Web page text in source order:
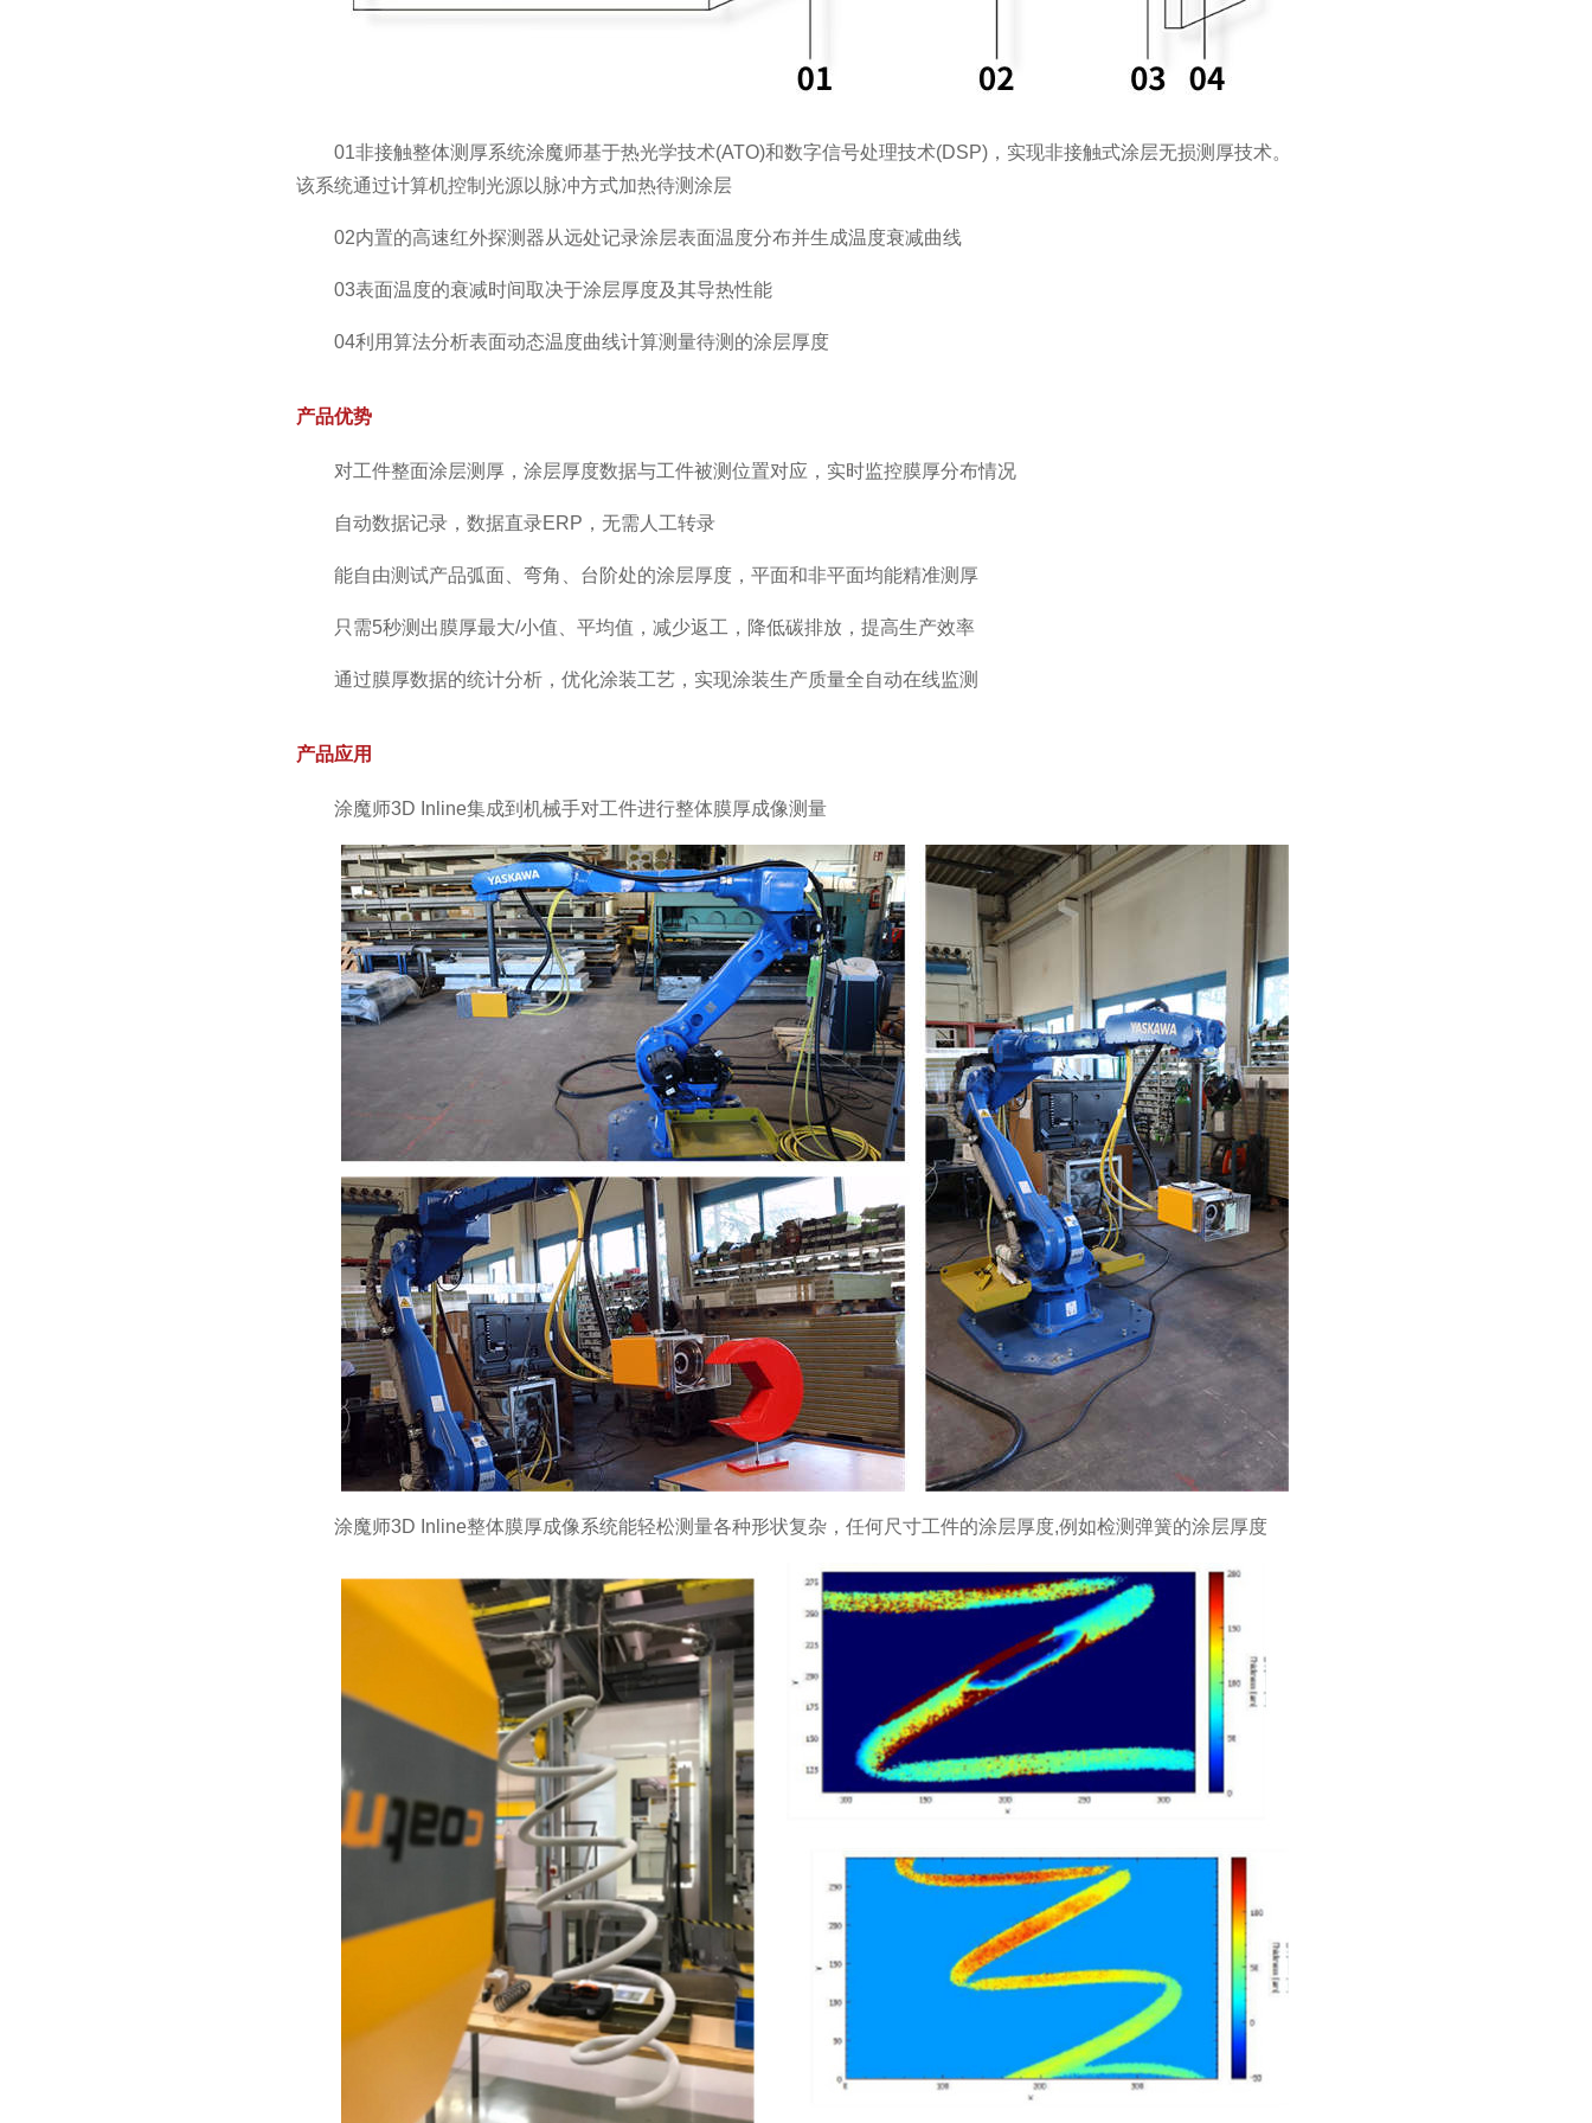
01非接触整体测厚系统涂魔师基于热光学技术(ATO)和数字信号处理技术(DSP)，实现非接触式涂层无损测厚技术。
该系统通过计算机控制光源以脉冲方式加热待测涂层
02内置的高速红外探测器从远处记录涂层表面温度分布并生成温度衰减曲线
03表面温度的衰减时间取决于涂层厚度及其导热性能
04利用算法分析表面动态温度曲线计算测量待测的涂层厚度
产品优势
对工件整面涂层测厚，涂层厚度数据与工件被测位置对应，实时监控膜厚分布情况
自动数据记录，数据直录ERP，无需人工转录
能自由测试产品弧面、弯角、台阶处的涂层厚度，平面和非平面均能精准测厚
只需5秒测出膜厚最大/小值、平均值，减少返工，降低碳排放，提高生产效率
通过膜厚数据的统计分析，优化涂装工艺，实现涂装生产质量全自动在线监测
产品应用
涂魔师3D Inline集成到机械手对工件进行整体膜厚成像测量
涂魔师3D Inline整体膜厚成像系统能轻松测量各种形状复杂，任何尺寸工件的涂层厚度,例如检测弹簧的涂层厚度